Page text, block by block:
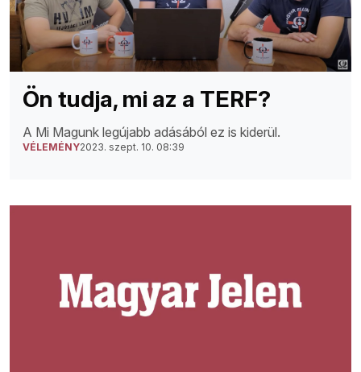
Ön tudja, mi az a TERF?
A Mi Magunk legújabb adásából ez is kiderül.
VÉLEMÉNY2023. szept. 10. 08:39